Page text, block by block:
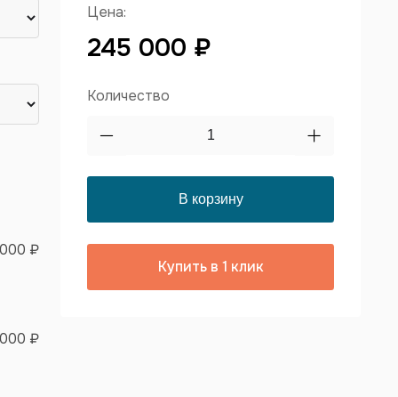
₽
₽
Цена:
245 000 ₽
Количество
Купить в 1 клик